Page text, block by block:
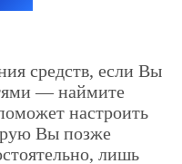
средств, если Вы
— наймите
настроить
Вы позже
лишь